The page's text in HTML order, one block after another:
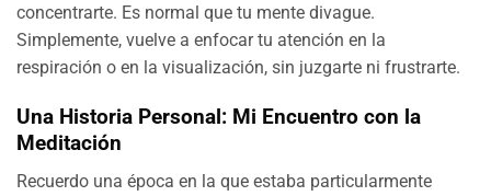
concentrarte. Es normal que tu mente divague.
Simplemente, vuelve a enfocar tu atención en la
respiración o en la visualización, sin juzgarte ni frustrarte.
Una Historia Personal: Mi Encuentro con la
Meditación
Recuerdo una época en la que estaba particularmente